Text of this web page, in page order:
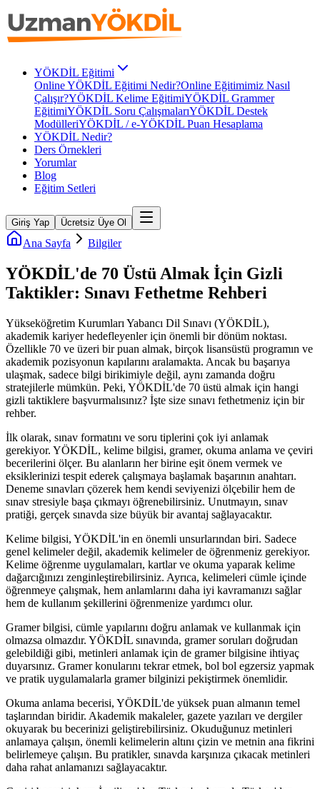
YÖKDİL Eğitimi
Online YÖKDİL Eğitimi Nedir?Online Eğitimimiz Nasıl
Çalışır?YÖKDİL Kelime EğitimiYÖKDİL Grammer
EğitimiYÖKDİL Soru ÇalışmalarıYÖKDİL Destek
ModülleriYÖKDİL / e-YÖKDİL Puan Hesaplama
YÖKDİL Nedir?
Ders Örnekleri
Yorumlar
Blog
Eğitim Setleri
Giriş Yap Ücretsiz Üye Ol
Ana Sayfa Bilgiler
YÖKDİL'de 70 Üstü Almak İçin Gizli
Taktikler: Sınavı Fethetme Rehberi
Yükseköğretim Kurumları Yabancı Dil Sınavı (YÖKDİL),
akademik kariyer hedefleyenler için önemli bir dönüm noktası.
Özellikle 70 ve üzeri bir puan almak, birçok lisansüstü programın ve
akademik pozisyonun kapılarını aralamakta. Ancak bu başarıya
ulaşmak, sadece bilgi birikimiyle değil, aynı zamanda doğru
stratejilerle mümkün. Peki, YÖKDİL'de 70 üstü almak için hangi
gizli taktiklere başvurmalısınız? İşte size sınavı fethetmeniz için bir
rehber.
İlk olarak, sınav formatını ve soru tiplerini çok iyi anlamak
gerekiyor. YÖKDİL, kelime bilgisi, gramer, okuma anlama ve çeviri
becerilerini ölçer. Bu alanların her birine eşit önem vermek ve
eksiklerinizi tespit ederek çalışmaya başlamak başarının anahtarı.
Deneme sınavları çözerek hem kendi seviyenizi ölçebilir hem de
sınav stresiyle başa çıkmayı öğrenebilirsiniz. Unutmayın, sınav
pratiği, gerçek sınavda size büyük bir avantaj sağlayacaktır.
Kelime bilgisi, YÖKDİL'in en önemli unsurlarından biri. Sadece
genel kelimeler değil, akademik kelimeler de öğrenmeniz gerekiyor.
Kelime öğrenme uygulamaları, kartlar ve okuma yaparak kelime
dağarcığınızı zenginleştirebilirsiniz. Ayrıca, kelimeleri cümle içinde
öğrenmeye çalışmak, hem anlamlarını daha iyi kavramanızı sağlar
hem de kullanım şekillerini öğrenmenize yardımcı olur.
Gramer bilgisi, cümle yapılarını doğru anlamak ve kullanmak için
olmazsa olmazdır. YÖKDİL sınavında, gramer soruları doğrudan
gelebildiği gibi, metinleri anlamak için de gramer bilgisine ihtiyaç
duyarsınız. Gramer konularını tekrar etmek, bol bol egzersiz yapmak
ve pratik uygulamalarla gramer bilginizi pekiştirmek önemlidir.
Okuma anlama becerisi, YÖKDİL'de yüksek puan almanın temel
taşlarından biridir. Akademik makaleler, gazete yazıları ve dergiler
okuyarak bu becerinizi geliştirebilirsiniz. Okuduğunuz metinleri
anlamaya çalışın, önemli kelimelerin altını çizin ve metnin ana fikrini
belirlemeye çalışın. Bu pratikler, sınavda karşınıza çıkacak metinleri
daha rahat anlamanızı sağlayacaktır.